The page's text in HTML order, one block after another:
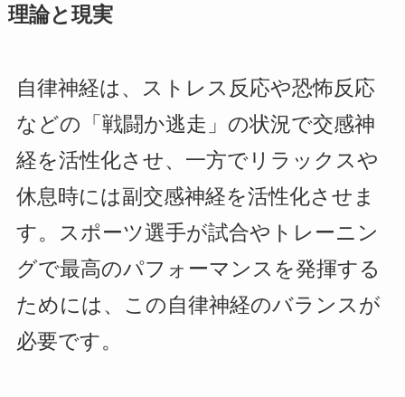
理論と現実
自律神経は、ストレス反応や恐怖反応
などの「戦闘か逃走」の状況で交感神
経を活性化させ、一方でリラックスや
休息時には副交感神経を活性化させま
す。スポーツ選手が試合やトレーニン
グで最高のパフォーマンスを発揮する
ためには、この自律神経のバランスが
必要です。